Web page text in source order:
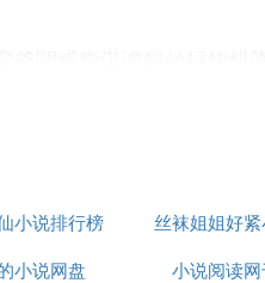
閲戜腹淇澹鍚屾椂鍑烘
涓昏掔灛闂村氨瀵瑰叾
囨瀬楂樼殑甯娲鹃噰鑽
鍛藉傛诞钀嶇殑楗ヨ崚
小说排行榜 丝袜姐姐好
小说网盘 小说阅读